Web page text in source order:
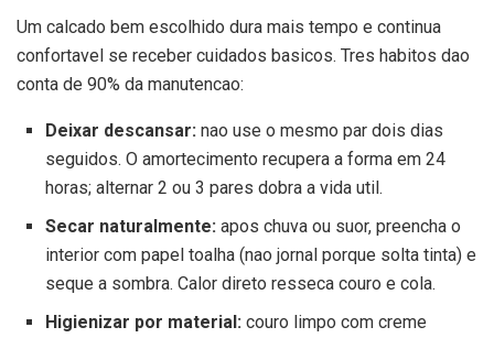
Um calcado bem escolhido dura mais tempo e continua
confortavel se receber cuidados basicos. Tres habitos dao
conta de 90% da manutencao:
Deixar descansar:nao use o mesmo par dois dias
seguidos. O amortecimento recupera a forma em 24
horas; alternar 2 ou 3 pares dobra a vida util.
Secar naturalmente:apos chuva ou suor, preencha o
interior com papel toalha (nao jornal porque solta tinta) e
seque a sombra. Calor direto resseca couro e cola.
Higienizar por material:couro limpo com creme